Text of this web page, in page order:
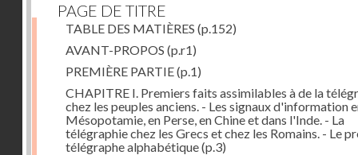
PAGE DE TITRE
TABLE DES MATIÈRES (p.152)
AVANT-PROPOS (p.r1)
PREMIÈRE PARTIE(p.1)
CHAPITRE I. Premiers faits assimilables à de la
chez les peuples anciens. - Les signaux d'information
Mésopotamie, en Perse, en Chine et dans l'Inde. - La
télégraphie chez les Grecs et chez les Romains. - Le
télégraphe alphabétique(p.3)